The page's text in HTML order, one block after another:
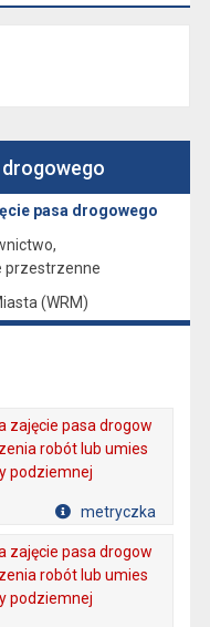
pasa drogowego
przestrzenne
(WRM)
zajęcie pasa drogow
robót lub umies
podziemnej
metryczka
zajęcie pasa drogow
robót lub umies
podziemnej